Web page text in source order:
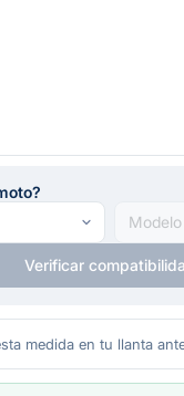
Verificar
medida en tu llanta